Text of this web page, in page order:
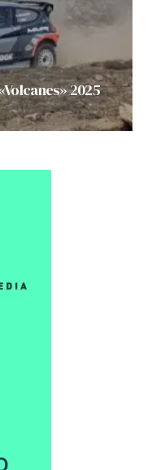
2025